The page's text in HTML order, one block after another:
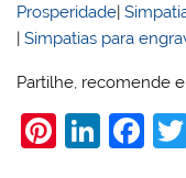
Prosperidade|
|Simpatias para
Partilhe, recomende
Pi Li F